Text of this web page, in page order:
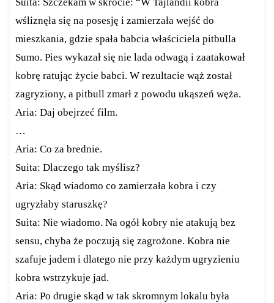
wśliznęła się na posesję i zamierzała wejść do
mieszkania, gdzie spała babcia właściciela pitbulla
Sumo. Pies wykazał się nie lada odwagą i zaatakował
kobrę ratując życie babci. W rezultacie wąż został
zagryziony, a pitbull zmarł z powodu ukąszeń węża.
Aria: Daj obejrzeć film.
…
Aria: Co za brednie.
Suita: Dlaczego tak myślisz?
Aria: Skąd wiadomo co zamierzała kobra i czy
ugryzłaby staruszkę?
Suita: Nie wiadomo. Na ogół kobry nie atakują bez
sensu, chyba że poczują się zagrożone. Kobra nie
szafuje jadem i dlatego nie przy każdym ugryzieniu
kobra wstrzykuje jad.
Aria: Po drugie skąd w tak skromnym lokalu była